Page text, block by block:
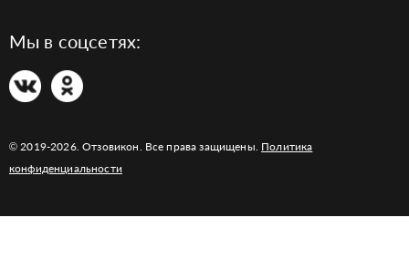
Мы в соцсетях:
© 2019-2026. Отзовикон. Все права защищены. Политика
конфиденциальности